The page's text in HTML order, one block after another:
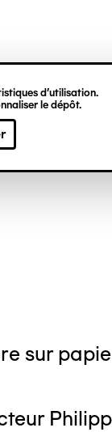
d’utilisation.
le dépôt.
sur